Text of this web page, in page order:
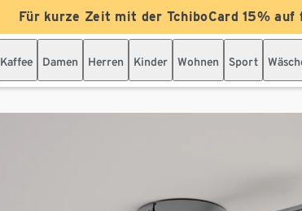
Für kurze Zeit mit der TchiboCard 15%
Kaffee Damen Herren Kinder Wohnen Sport